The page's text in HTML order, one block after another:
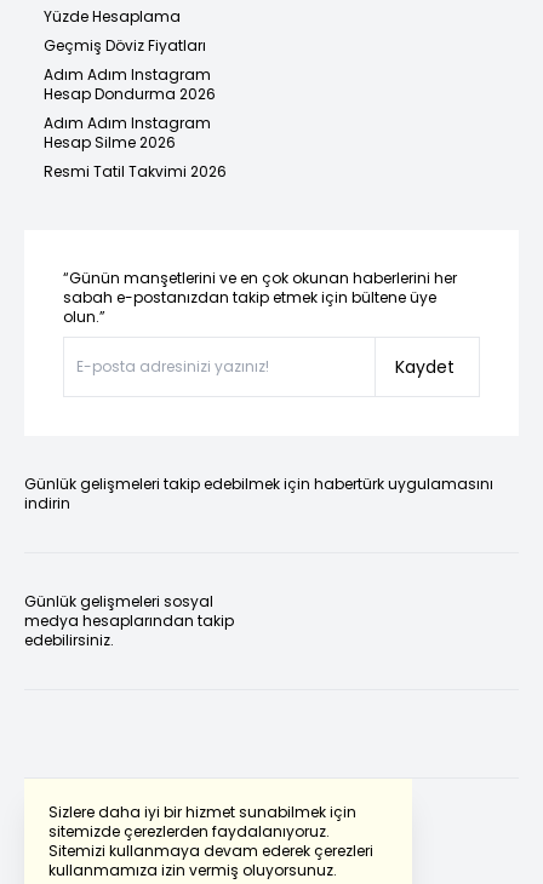
Sizlere daha iyi bir hizmet sunabilmek için
sitemizde çerezlerden faydalanıyoruz.
Sitemizi kullanmaya devam ederek çerezleri
kullanmamıza izin vermiş oluyorsunuz.
Yüzde Hesaplama
Geçmiş Döviz Fiyatları
Adım Adım Instagram
Hesap Dondurma 2026
Adım Adım Instagram
Hesap Silme 2026
Resmi Tatil Takvimi 2026
“Günün manşetlerini ve en çok okunan haberlerini her
sabah e-postanızdan takip etmek için bültene üye
olun.”
Kaydet
Günlük gelişmeleri takip edebilmek için habertürk uygulamasını
indirin
Günlük gelişmeleri sosyal
medya hesaplarından takip
edebilirsiniz.
Powered by Translate